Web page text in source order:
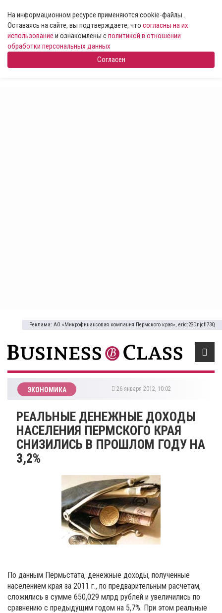
На информационном ресурсе применяются cookie-файлы .
Оставаясь на сайте, вы подтверждаете, что согласны на их
использование и ознакомлены сполитикой в отношении
обработки персональных данных
Согласен
Реклама: АО «Микрофинансовая компания Пермского края», erid:2SDnjcfi73Q
ЭКОНОМИКА 26 января 2012, 10:02
РЕАЛЬНЫЕ ДЕНЕЖНЫЕ ДОХОДЫ
НАСЕЛЕНИЯ ПЕРМСКОГО КРАЯ
СНИЗИЛИСЬ В ПРОШЛОМ ГОДУ НА
3,2%
По данным Пермьстата, денежные доходы, полученные
населением края за 2011 г., по предварительным расчетам,
сложились в сумме 650,029 млрд рублей и увеличились по
сравнению с предыдущим годом на 5,7%. При этом реальные